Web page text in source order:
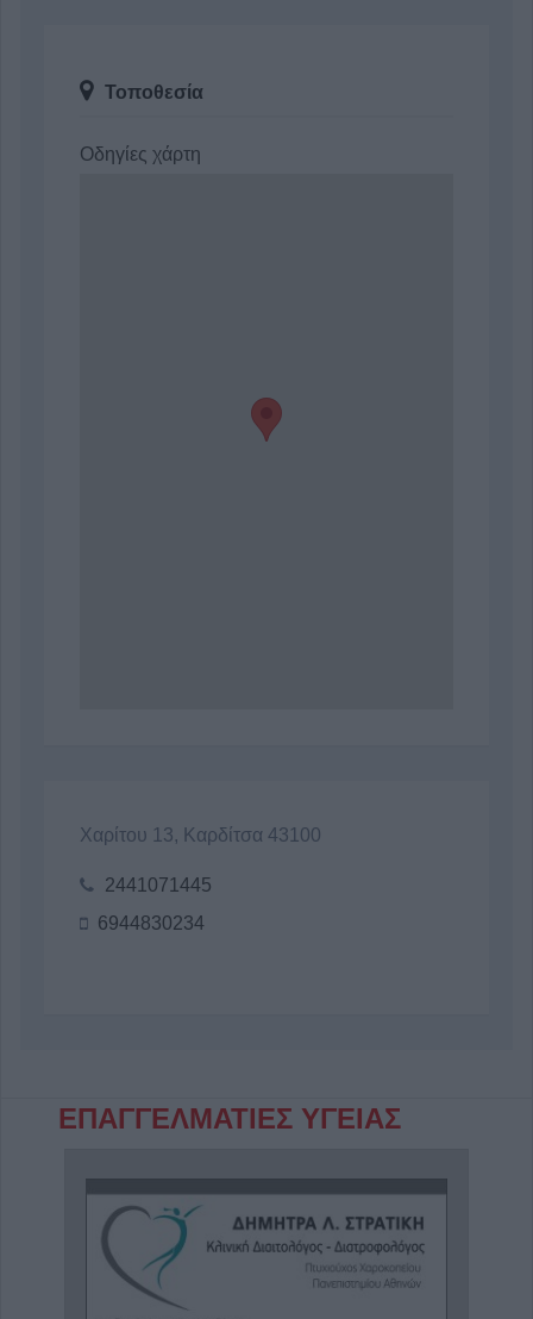
Τοποθεσία
Οδηγίες χάρτη
Χαρίτου 13, Καρδίτσα 43100
2441071445
6944830234
ΕΠΑΓΓΕΛΜΑΤΙΕΣ ΥΓΕΙΑΣ